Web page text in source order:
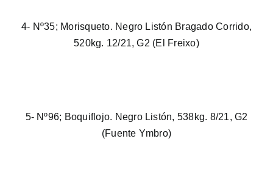
4- Nº35; Morisqueto. Negro Listón Bragado Corrido,
520kg. 12/21, G2 (El Freixo)
5- Nº96; Boquiflojo. Negro Listón, 538kg. 8/21, G2
(Fuente Ymbro)